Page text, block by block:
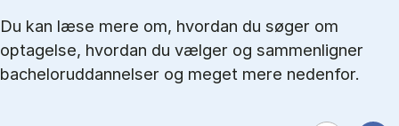
Du kan læse mere om, hvordan du søger om
optagelse, hvordan du vælger og sammenligner
bacheloruddannelser og meget mere nedenfor.